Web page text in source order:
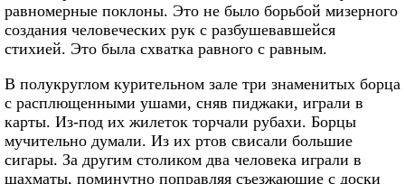
равномерные поклоны. Это не было борьбой мизерного
создания человеческих рук с разбушевавшейся
стихией. Это была схватка равного с равным.
В полукруглом курительном зале три знаменитых борца
с расплющенными ушами, сняв пиджаки, играли в
карты. Из-под их жилеток торчали рубахи. Борцы
мучительно думали. Из их ртов свисали большие
сигары. За другим столиком два человека играли в
шахматы, поминутно поправляя съезжающие с доски